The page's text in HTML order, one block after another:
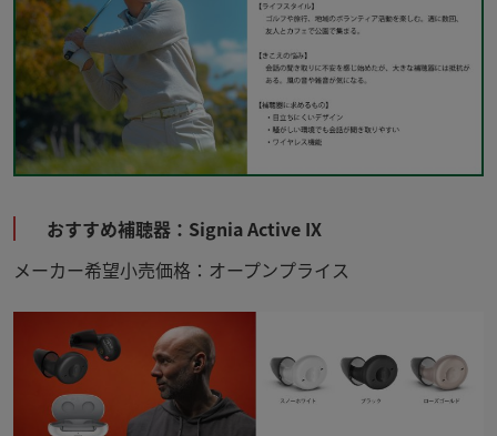
おすすめ補聴器： Signia Active IX
メーカー希望小売価格：オープンプライス